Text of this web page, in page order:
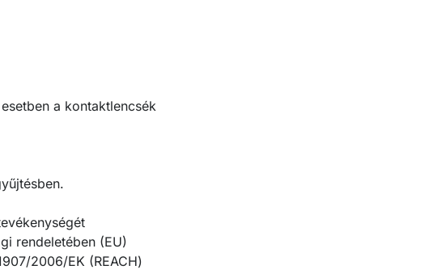
a kontaktlencsék
rendeletében (EU)
2006/EK (REACH)